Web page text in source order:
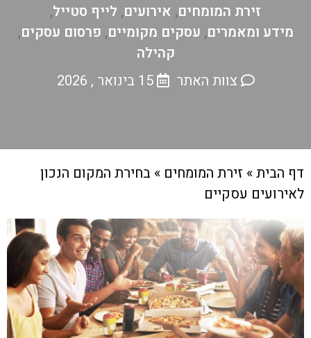
זירת המומחים, אירועים, לייף סטייל,
מידע ומאמרים, עסקים מקומיים, פרסום עסקים,
קהילה
צוות האתר
15 בינואר , 2026
דף הבית» זירת המומחים » בחירת המקום הנכון
לאירועים עסקיים